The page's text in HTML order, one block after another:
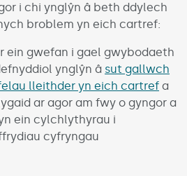
i chi ynglŷn â beth ddylech
broblem yn eich cartref:
ein gwefan i gael gwybodaeth
ynglŷn â sut gallwch
lleithder yn eich cartref a
ar agor am fwy o gyngor a
ein cylchlythyrau i
cyfryngau